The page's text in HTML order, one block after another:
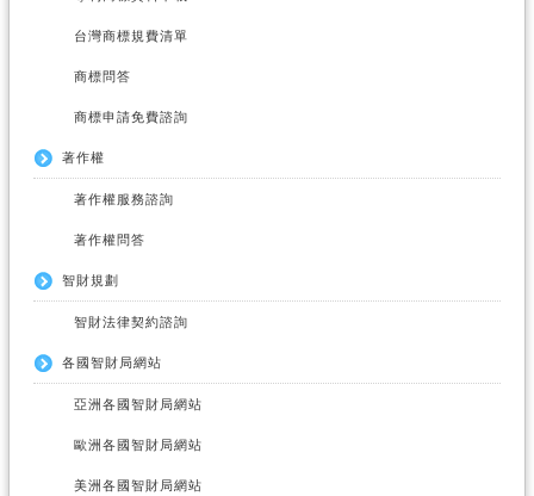
台灣商標規費清單
商標問答
商標申請免費諮詢
著作權
著作權服務諮詢
著作權問答
智財規劃
智財法律契約諮詢
各國智財局網站
亞洲各國智財局網站
歐洲各國智財局網站
美洲各國智財局網站